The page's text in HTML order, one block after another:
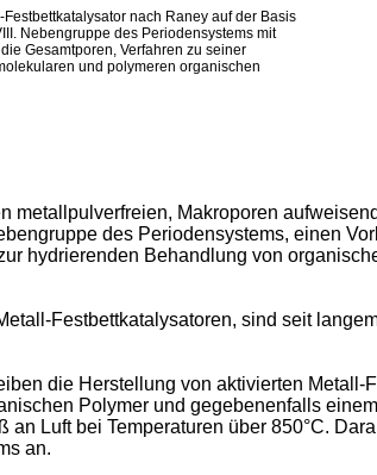
nach Raney auf der Basis
Nebengruppe des Periodensystems mit
Gesamtporen, Verfahren zu seiner
und polymeren organischen
metallpulverfreien, Makroporen
des Periodensystems, einen
hydrierenden Behandlung von
Festbettkatalysatoren, sind seit
die Herstellung von aktivierten
Polymer und gegebenenfalls
Luft bei Temperaturen über 850°C.
an.